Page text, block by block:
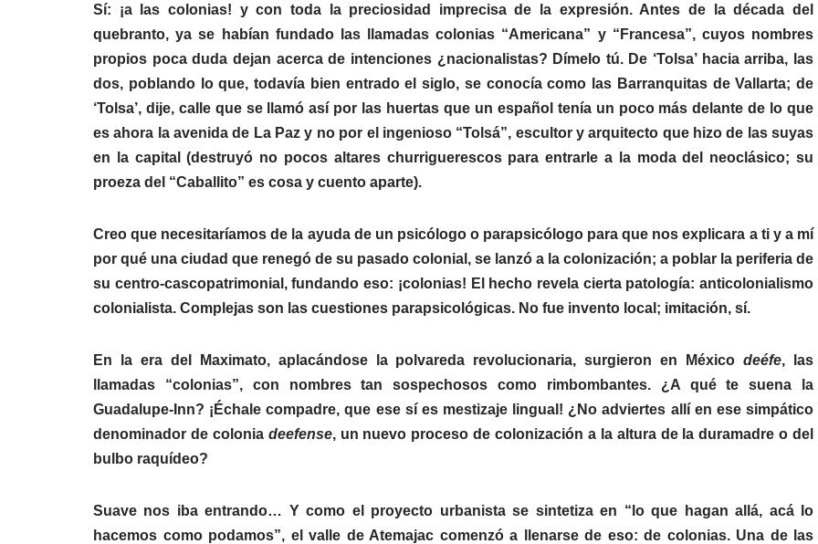
Sí: ¡a las colonias! y con toda la preciosidad imprecisa de la expresión. Antes de la década del
quebranto, ya se habían fundado las llamadas colonias “Americana” y “Francesa”, cuyos nombres
propios poca duda dejan acerca de intenciones ¿nacionalistas? Dímelo tú. De ‘Tolsa’ hacia arriba, las
dos, poblando lo que, todavía bien entrado el siglo, se conocía como las Barranquitas de Vallarta; de
‘Tolsa’, dije, calle que se llamó así por las huertas que un español tenía un poco más delante de lo que
es ahora la avenida de La Paz y no por el ingenioso “Tolsá”, escultor y arquitecto que hizo de las suyas
en la capital (destruyó no pocos altares churriguerescos para entrarle a la moda del neoclásico; su
proeza del “Caballito” es cosa y cuento aparte).
Creo que necesitaríamos de la ayuda de un psicólogo o parapsicólogo para que nos explicara a ti y a mí
por qué una ciudad que renegó de su pasado colonial, se lanzó a la colonización; a poblar la periferia de
su centro-cascopatrimonial, fundando eso: ¡colonias! El hecho revela cierta patología: anticolonialismo
colonialista. Complejas son las cuestiones parapsicológicas. No fue invento local; imitación, sí.
En la era del Maximato, aplacándose la polvareda revolucionaria, surgieron en Méxicodeéfe, las
llamadas “colonias”, con nombres tan sospechosos como rimbombantes. ¿A qué te suena la
Guadalupe-Inn? ¡Échale compadre, que ese sí es mestizaje lingual! ¿No adviertes allí en ese simpático
denominador de colonia deefense, un nuevo proceso de colonización a la altura de la duramadre o del
bulbo raquídeo?
Suave nos iba entrando… Y como el proyecto urbanista se sintetiza en “lo que hagan allá, acá lo
hacemos como podamos”, el valle de Atemajac comenzó a llenarse de eso: de colonias. Una de las